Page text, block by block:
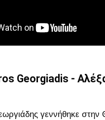
Georgiadis -
γεννήθηκε στην